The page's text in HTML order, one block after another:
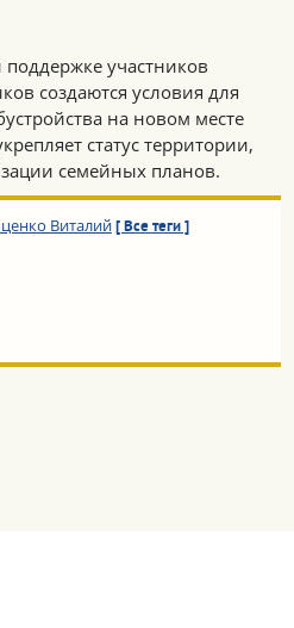
участников
создаются условия для
на новом месте
статус территории,
семейных планов.
Виталий [ Все теги ]